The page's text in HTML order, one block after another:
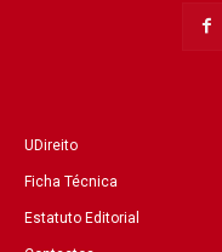
UDireito
Ficha Técnica
Estatuto Editorial